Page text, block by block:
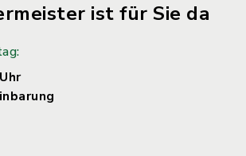
ist für Sie da